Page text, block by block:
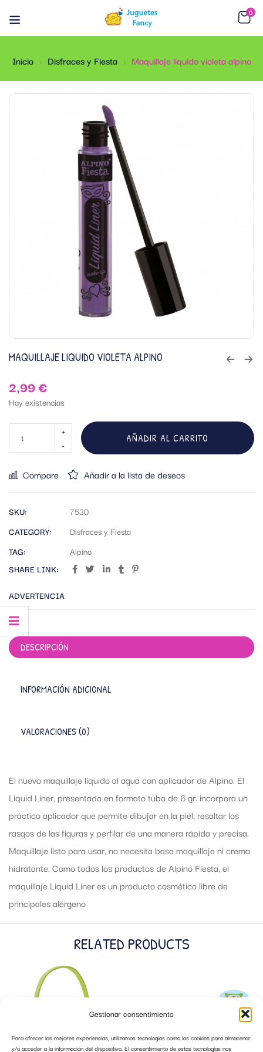
Gestionar consentimiento
Para ofrecer las mejores experiencias, utilizamos tecnologías como las cookies para almacenar
y/o acceder a la información del dispositivo. El consentimiento de estas tecnologías nos
0
Inicio Disfraces y Fiesta Maquillaje liquido violeta alpino
MAQUILLAJE LIQUIDO VIOLETA ALPINO
2,99€
Hay existencias
AÑADIR AL CARRITO
Compare Añadir a la lista de deseos
SKU:
7530
CATEGORY:
Disfraces y Fiesta
TAG:
Alpino
SHARE LINK:
ADVERTENCIA
DESCRIPCIÓN
INFORMACIÓN ADICIONAL
VALORACIONES (0)
El nuevo maquillaje líquido al agua con aplicador de Alpino. El
Liquid Liner, presentado en formato tubo de 6 gr. incorpora un
práctico aplicador que permite dibujar en la piel, resaltar los
rasgos de las figuras y perfilar de una manera rápida y precisa.
Maquillaje listo para usar, no necesita base maquillaje ni crema
hidratante. Como todos los productos de Alpino Fiesta, el
maquillaje Liquid Liner es un producto cosmético libre de
principales alérgeno
RELATED PRODUCTS